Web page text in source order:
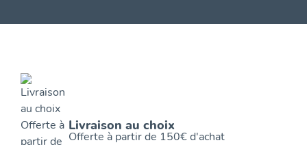
Livraison au choix
Offerte à partir de 150€ d'achat